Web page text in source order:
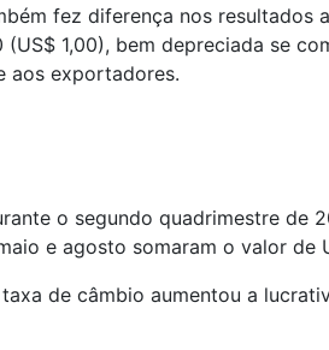
fez diferença nos resultados
(US$ 1,00), bem depreciada se
aos exportadores.
o segundo quadrimestre de
e agosto somaram o valor de
de câmbio aumentou a